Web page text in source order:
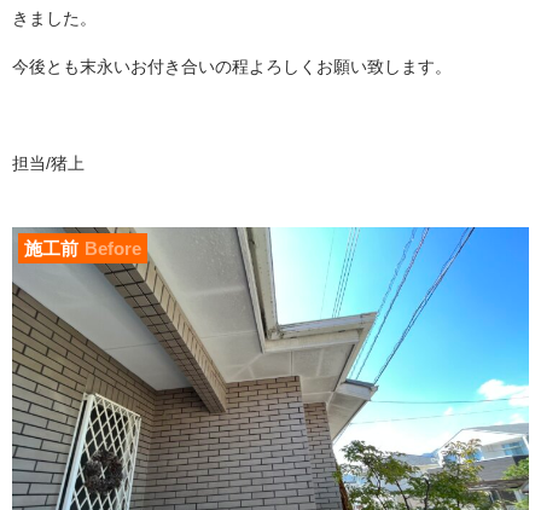
きました。
今後とも末永いお付き合いの程よろしくお願い致します。
担当/猪上
施工前 Before